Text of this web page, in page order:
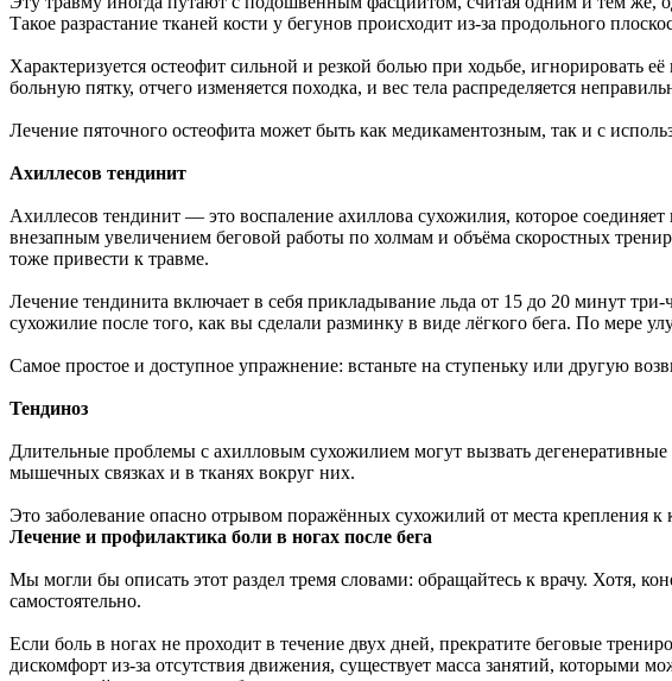
Такое разрастание тканей кости у бегунов происходит из-за продольного
Характеризуется остеофит сильной и резкой болью при ходьбе, игнорировать
больную пятку, отчего изменяется походка, и вес тела распределяется
Лечение пяточного остеофита может быть как медикаментозным, так и с
Ахиллесов тендинит
Ахиллесов тендинит — это воспаление ахиллова сухожилия, которое
внезапным увеличением беговой работы по холмам и объёма скоростных
тоже привести к травме.
Лечение тендинита включает в себя прикладывание льда от 15 до 20 минут
сухожилие после того, как вы сделали разминку в виде лёгкого бега. По мере
Самое простое и доступное упражнение: встаньте на ступеньку или другую
Тендиноз
Длительные проблемы с ахилловым сухожилием могут вызвать
мышечных связках и в тканях вокруг них.
Это заболевание опасно отрывом поражённых сухожилий от места крепления
Лечение и профилактика боли в ногах после бега
Мы могли бы описать этот раздел тремя словами: обращайтесь к врачу. Хотя,
самостоятельно.
Если боль в ногах не проходит в течение двух дней, прекратите беговые
дискомфорт из-за отсутствия движения, существует масса занятий, которыми